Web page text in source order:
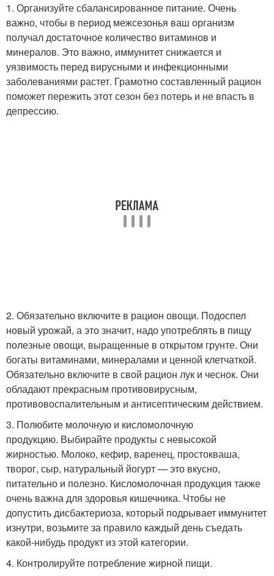
1. Организуйте сбалансированное питание. Очень
важно, чтобы в период межсезонья ваш организм
получал достаточное количество витаминов и
минералов. Это важно, иммунитет снижается и
уязвимость перед вирусными и инфекционными
заболеваниями растет. Грамотно составленный рацион
поможет пережить этот сезон без потерь и не впасть в
депрессию.
2. Обязательно включите в рацион овощи. Подоспел
новый урожай, а это значит, надо употреблять в пищу
полезные овощи, выращенные в открытом грунте. Они
богаты витаминами, минералами и ценной клетчаткой.
Обязательно включите в свой рацион лук и чеснок. Они
обладают прекрасным противовирусным,
противовоспалительным и антисептическим действием.
3. Полюбите молочную и кисломолочную
продукцию. Выбирайте продукты с невысокой
жирностью. Молоко, кефир, варенец, простокваша,
творог, сыр, натуральный йогурт — это вкусно,
питательно и полезно. Кисломолочная продукция также
очень важна для здоровья кишечника. Чтобы не
допустить дисбактериоза, который подрывает иммунитет
изнутри, возьмите за правило каждый день съедать
какой-нибудь продукт из этой категории.
4. Контролируйте потребление жирной пищи.